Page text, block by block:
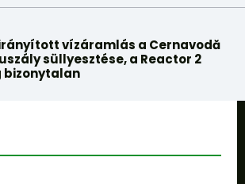
vízáramlás a Cernavodă
süllyesztése, a Reactor 2
bizonytalan